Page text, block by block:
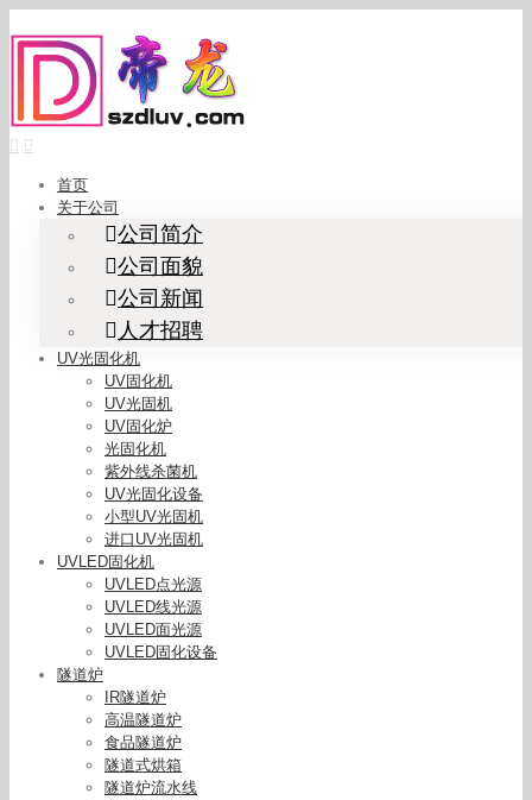
to
content
首页
关于公司
公司简介
公司面貌
公司新闻
人才招聘
UV光固化机
UV固化机
UV光固机
UV固化炉
光固化机
紫外线杀菌机
UV光固化设备
小型UV光固机
进口UV光固机
UVLED固化机
UVLED点光源
UVLED线光源
UVLED面光源
UVLED固化设备
隧道炉
IR隧道炉
高温隧道炉
食品隧道炉
隧道式烘箱
隧道炉流水线